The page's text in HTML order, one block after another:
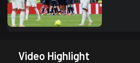
Video Highlight